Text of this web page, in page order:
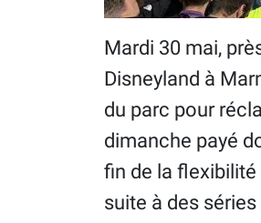
Mardi 30 mai,
Disneyland à
du parc pour
dimanche payé
fin de la
suite à des